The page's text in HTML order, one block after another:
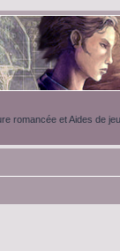
romancée et Aides de